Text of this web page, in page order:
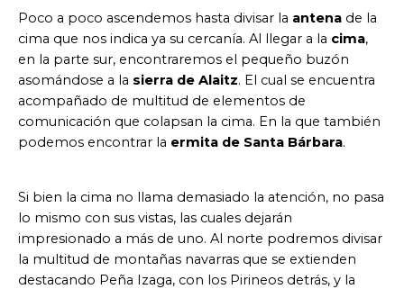
Poco a poco ascendemos hasta divisar la antena de la
cima que nos indica ya su cercanía. Al llegar a la cima,
en la parte sur, encontraremos el pequeño buzón
asomándose a la sierra de Alaitz. El cual se encuentra
acompañado de multitud de elementos de
comunicación que colapsan la cima. En la que también
podemos encontrar la ermita de Santa Bárbara.
Si bien la cima no llama demasiado la atención, no pasa
lo mismo con sus vistas, las cuales dejarán
impresionado a más de uno. Al norte podremos divisar
la multitud de montañas navarras que se extienden
destacando Peña Izaga, con los Pirineos detrás, y la